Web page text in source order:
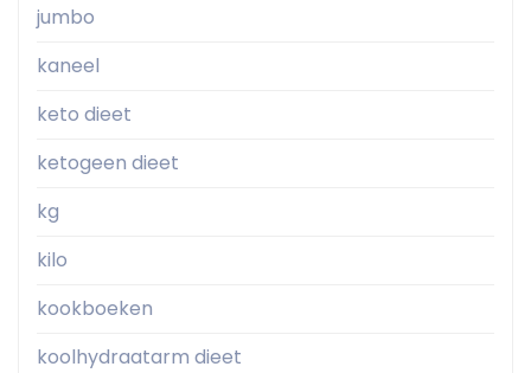
jumbo
kaneel
keto dieet
ketogeen dieet
kg
kilo
kookboeken
koolhydraatarm dieet